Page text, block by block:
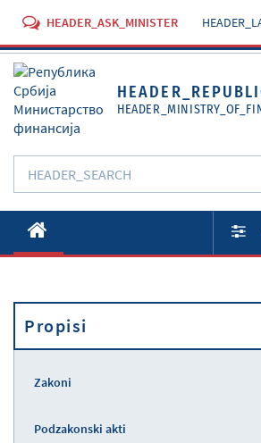
HEADER_ASK_MINISTER
O Ministarstvu
Aktivnosti
Propisi
Propisi
Zakoni
Podzakonski akti